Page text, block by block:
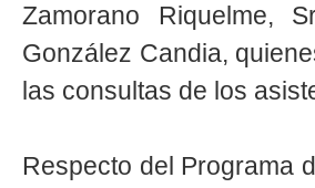
Zamorano Riquelme,
González Candia,
las consultas de los
Respecto del Programa